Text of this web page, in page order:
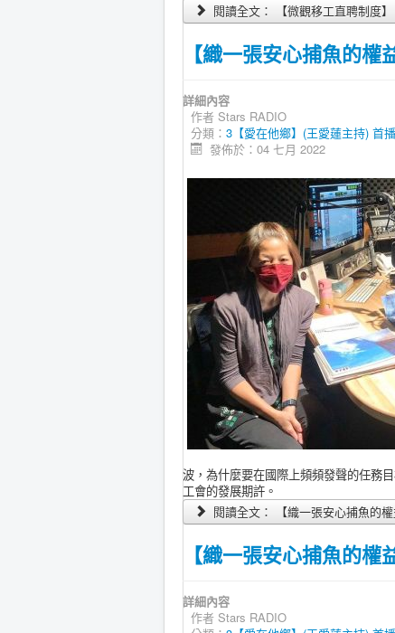
閱讀全文： 【微觀移工直聘制度
【織一張安心捕魚的
詳細內容
作者 Stars RADIO
分類： 3【愛在他鄉】(王愛蓮主持) 首
發佈於：04 七月 2022
波，為什麼要在國際上頻頻發聲的任務
工會的發展期許。
閱讀全文： 【織一張安心捕魚的
【織一張安心捕魚的
詳細內容
作者 Stars RADIO